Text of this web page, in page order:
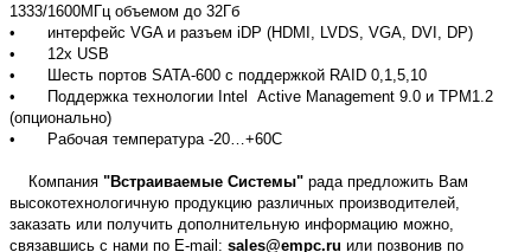
1333/1600МГц объемом до 32Гб
•
интерфейс VGA и разъем iDP (HDMI, LVDS, VGA, DVI, DP)
•
12х USB
•
Шесть портов SATA-600 с поддержкой RAID 0,1,5,10
•
Поддержка технологии Intel Active Management 9.0 и TPM1.2
(опционально)
•
Рабочая температура -20…+60С
Компания "Встраиваемые Системы" рада предложить Вам
высокотехнологичную продукцию различных производителей,
заказать или получить дополнительную информацию можно,
связавшись с нами по E-mail: sales@empc.ru или позвонив по